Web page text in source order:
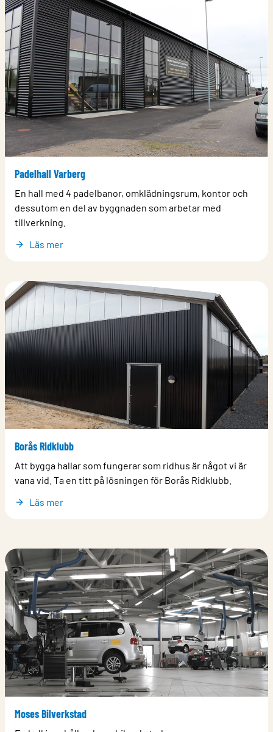
Padelhall Varberg
En hall med 4 padelbanor, omklädningsrum, kontor och
dessutom en del av byggnaden som arbetar med
tillverkning.
Läs mer
Borås Ridklubb
Att bygga hallar som fungerar som ridhus är något vi är
vana vid. Ta en titt på lösningen för Borås Ridklubb.
Läs mer
Moses Bilverkstad